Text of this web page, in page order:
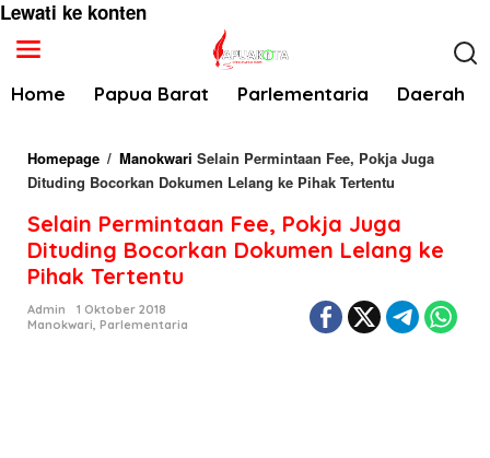
Lewati ke konten
Home Papua Barat Parlementaria Daerah
Homepage / Manokwari Selain Permintaan Fee, Pokja Juga
Dituding Bocorkan Dokumen Lelang ke Pihak Tertentu
Selain Permintaan Fee, Pokja Juga
Dituding Bocorkan Dokumen Lelang ke
Pihak Tertentu
Admin
1 Oktober 2018
Manokwari, Parlementaria